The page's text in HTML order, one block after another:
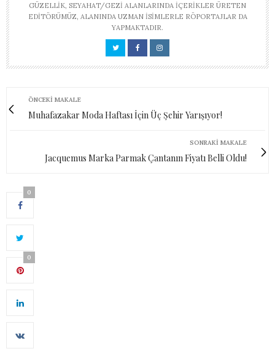
GÜZELLIK, SEYAHAT/GEZI ALANLARINDA IÇERIKLER ÜRETEN
EDITÖRÜMÜZ, ALANINDA UZMAN ISIMLERLE RÖPORTAJLAR DA
YAPMAKTADIR.
ÖNCEKI MAKALE
Muhafazakar Moda Haftası İçin Üç Şehir Yarışıyor!
SONRAKI MAKALE
Jacquemus Marka Parmak Çantanın Fiyatı Belli Oldu!
0
0